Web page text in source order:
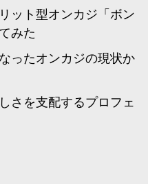
ット型オンカジ「ボン
みた
ったオンカジの現状か
さを支配するプロフェ